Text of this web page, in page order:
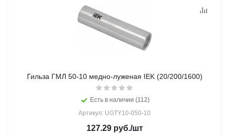
Гильза ГМЛ 50-10 медно-луженая IEK (20/200/1600)
Есть в наличии (112)
Артикул: UGTY10-050-10
127.29руб./шт